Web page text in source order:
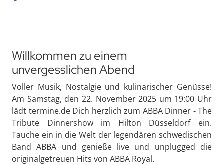
Willkommen zu einem
unvergesslichen Abend
Voller Musik, Nostalgie und kulinarischer Genüsse!
Am Samstag, den 22. November 2025 um 19:00 Uhr
lädt termine.de Dich herzlich zum ABBA Dinner - The
Tribute Dinnershow im Hilton Düsseldorf ein.
Tauche ein in die Welt der legendären schwedischen
Band ABBA und genieße live und unplugged die
originalgetreuen Hits von ABBA Royal.